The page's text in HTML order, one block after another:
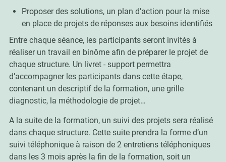
Proposer des solutions, un plan d’action pour la mise
en place de projets de réponses aux besoins identifiés
Entre chaque séance, les participants seront invités à
réaliser un travail en binôme afin de préparer le projet de
chaque structure. Un livret - support permettra
d’accompagner les participants dans cette étape,
contenant un descriptif de la formation, une grille
diagnostic, la méthodologie de projet…
A la suite de la formation, un suivi des projets sera réalisé
dans chaque structure. Cette suite prendra la forme d’un
suivi téléphonique à raison de 2 entretiens téléphoniques
dans les 3 mois après la fin de la formation, soit un